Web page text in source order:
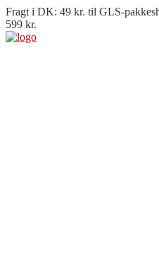
Fragt i DK: 49 kr. til GLS-
599 kr.